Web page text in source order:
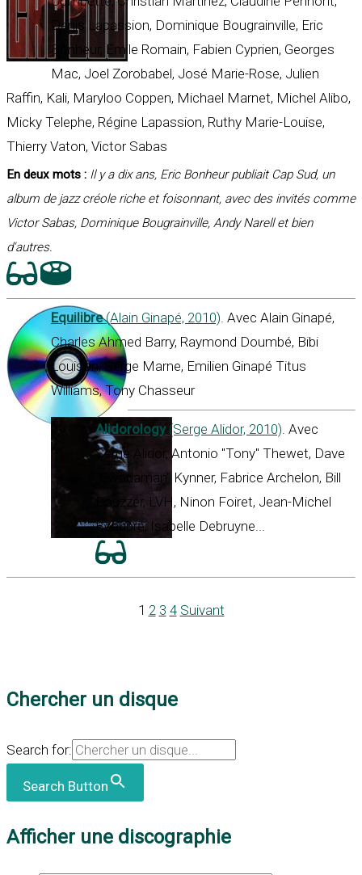
Denis Lapassion, Dominique Bougrainville, Eric
Bonheur, Emile Romain, Fabien Cyprien, Georges
Mac, Joel Zorobabel, José Marie-Rose, Julien
Raffin, Kali, Maryloo Coppen, Michael Marnet, Michel Alibo,
Micky Telephe, Régine Lapassion, Ruthy Marie-Louise,
Thierry Vaton, Victor Sabas
En deux mots : Il y a dix ans, Eric Bonheur publiait Cap Sud, un
album de jazz créole riche et foisonnant, avec des invités comme
Victor Sabas, Dominique Bougrainville, Andy Narell et bien
d'autres.
Equilibre(Alain Ginapé, 2010). Avec Alain Ginapé,
Charles Ahmed Barry, Raymond Doumbé, Bibi
Louison, Serge Marne, Emilien Ginapé Titus
Williams, Tony Chasseur
Alidorology(Serge Alidor, 2010). Avec
Serge Alidor, Antonio "Tony" Thewet, Dave
"Gwadaman" Kynner, Fabrice Archelon, Bill
Dauzzer, LVH, Ninon Foiret, Jean-Michel
Beaupré, Isabelle Debruyne...
1 2 3 4 Suivant
Chercher un disque
Search for:
Search Button
Afficher une discographie